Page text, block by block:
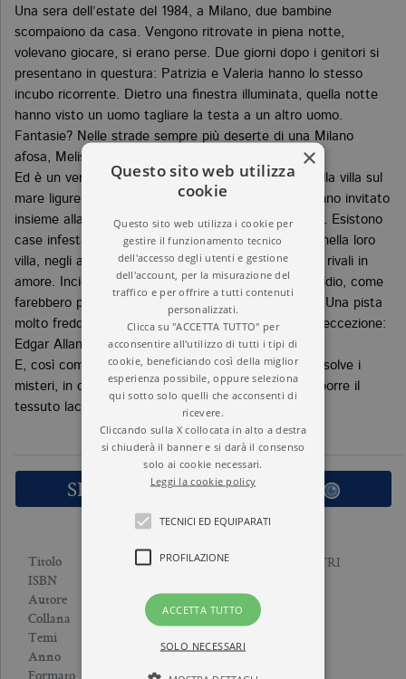
Una sera dell’estate del 1984, a Milano, due bambine
scompaiono da casa. Vengono ritrovate in piena notte,
volevano giocare, si erano perse. Due giorni dopo i genitori si
presentano in questura: Patrizia e Valeria hanno lo stesso
incubo ricorrente. Dietro una finestra illuminata, quella notte
hanno visto un uomo tagliare la testa a un altro uomo.
Fantasie? Nelle strade sempre più deserte di una Milano
afosa, Melis decide di vederci chiaro.
Ed è un vero cold case quello che aspetta Melis nella villa sul
mare ligure dove i suoi amici Letizia e Franco lo hanno invitato
insieme alla compagna Fiorenza per la Pasqua 1986. Esistono
case infestate da spettri? Per Letizia e Franco, sì: nella loro
villa, negli anni Trenta, morirono due uomini, fra loro rivali in
amore. Incidente, come dissero le inchieste, o omicidio, come
farebbero pensare le implacate presenze notturne? Una pista
molto fredda, che Melis segue con un assistente d’eccezione:
Edgar Allan Poe.
E, così come il giorno segue alla notte, e la luce dissolve i
misteri, in ciascuna inchiesta Melis riuscirà a ricomporre il
tessuto lacerato dal delitto.
SFOGLIA LE PRIME PAGINE
Titolo LA NOTTE, DI LÀ DAI VETRI
ISBN
Autore
Collana VARIANTI
Temi NARRATIVA
Anno 2019
×
Questo sito web utilizza
cookie
Questo sito web utilizza i cookie per
gestire il funzionamento tecnico
dell'accesso degli utenti e gestione
dell'account, per la misurazione del
traffico e per offrire a tutti contenuti
personalizzati.
Clicca su "ACCETTA TUTTO" per
acconsentire all'utilizzo di tutti i tipi di
cookie, beneficiando così della miglior
esperienza possibile, oppure seleziona
qui sotto solo quelli che acconsenti di
ricevere.
Cliccando sulla X collocata in alto a destra
si chiuderà il banner e si darà il consenso
solo ai cookie necessari.
Leggi la cookie policy
TECNICI ED EQUIPARATI
PROFILAZIONE
ACCETTA TUTTO
SOLO NECESSARI